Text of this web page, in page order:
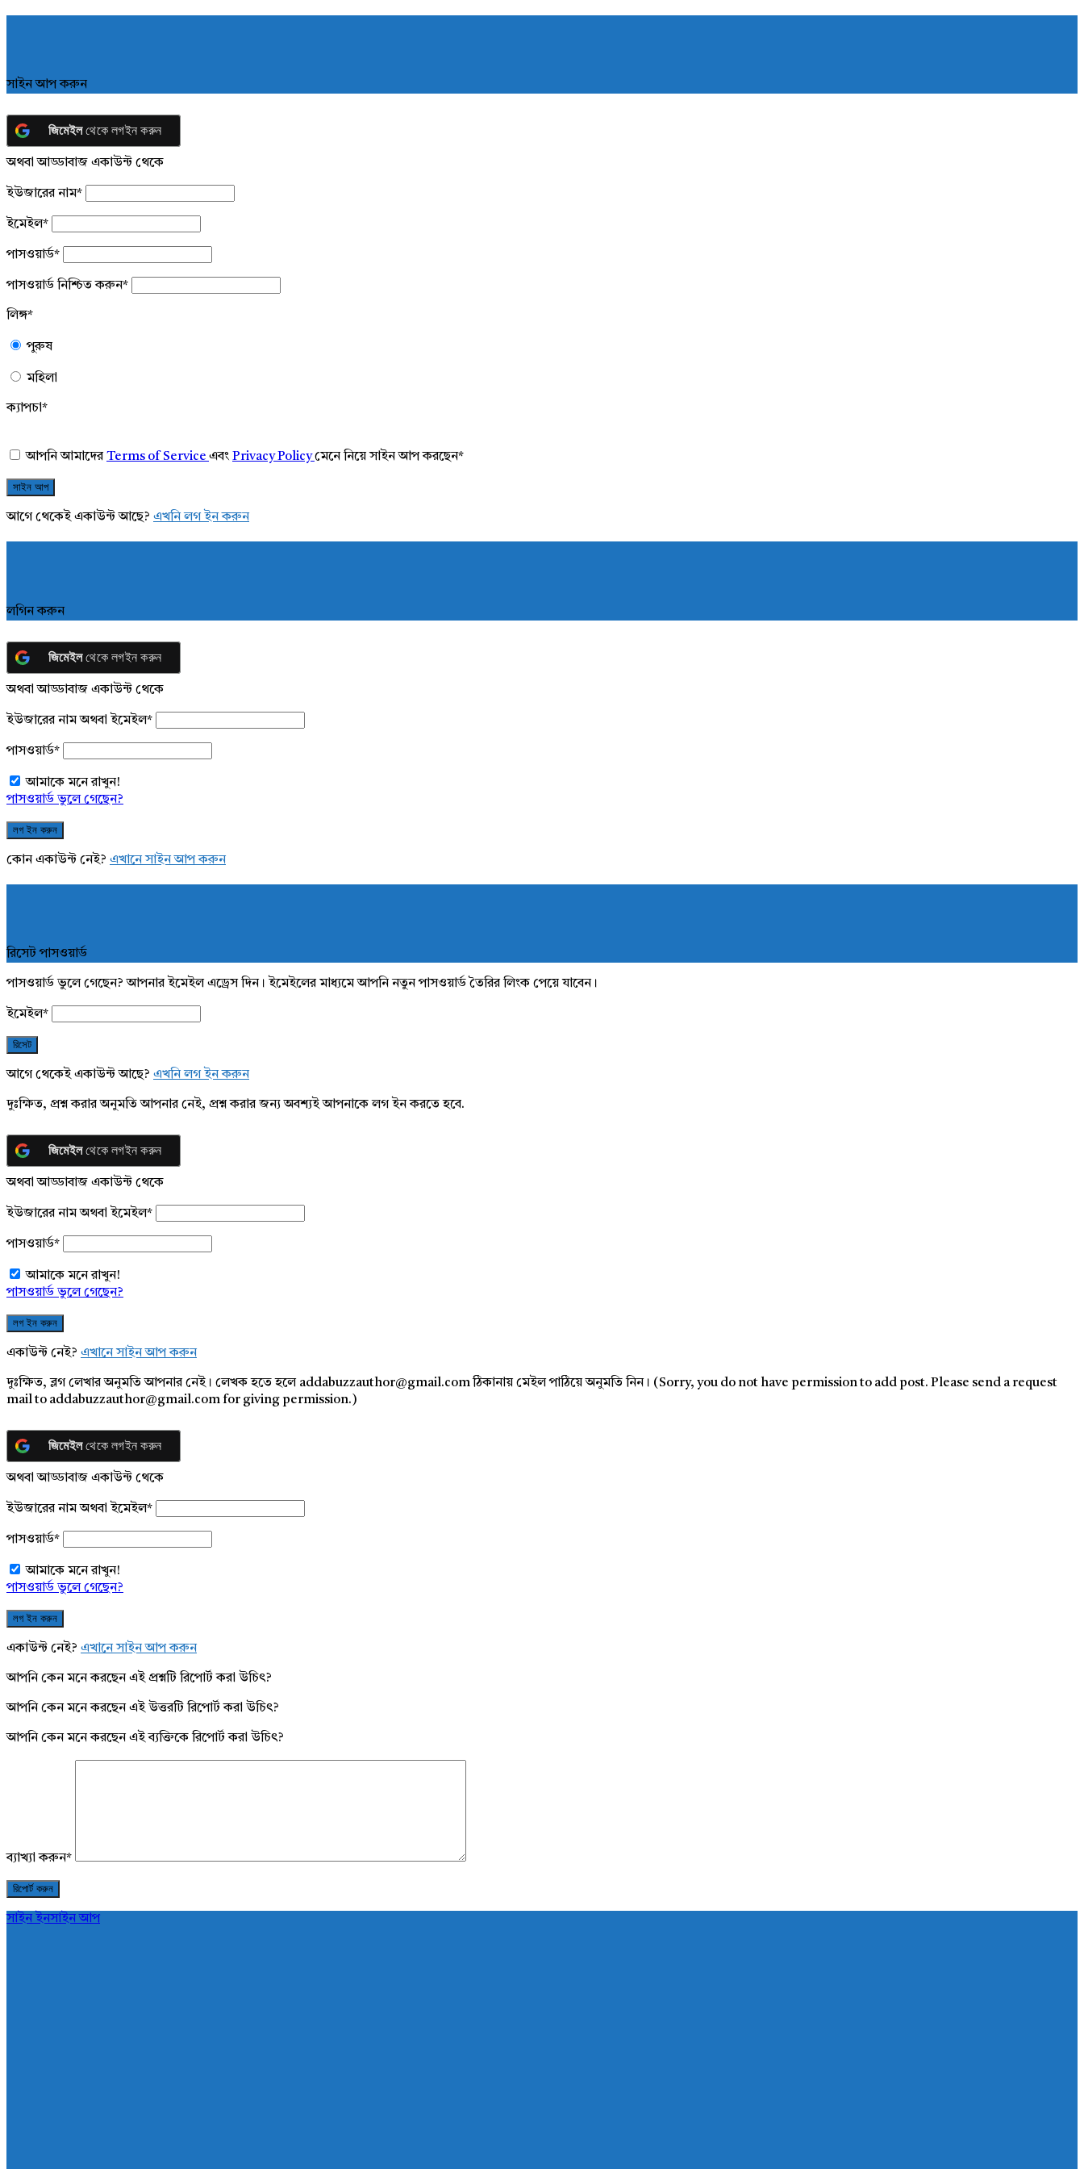
সাইন আপ করুন
জিমেইলথেকে লগইন করুন
অথবা আড্ডাবাজ একাউন্ট থেকে
ইউজারের নাম*
ইমেইল*
পাসওয়ার্ড*
পাসওয়ার্ড নিশ্চিত করুন*
লিঙ্গ*
পুরুষ
মহিলা
ক্যাপচা*
আপনি আমাদেরTerms of Service এবং Privacy Policyমেনে নিয়ে সাইন আপ করছেন*
আগে থেকেই একাউন্ট আছে? এখনি লগ ইন করুন
লগিন করুন
জিমেইলথেকে লগইন করুন
অথবা আড্ডাবাজ একাউন্ট থেকে
ইউজারের নাম অথবা ইমেইল*
পাসওয়ার্ড*
আমাকে মনে রাখুন!
পাসওয়ার্ড ভুলে গেছেন?
কোন একাউন্ট নেই? এখানে সাইন আপ করুন
রিসেট পাসওয়ার্ড
পাসওয়ার্ড ভুলে গেছেন? আপনার ইমেইল এড্রেস দিন। ইমেইলের মাধ্যমে আপনি নতুন পাসওয়ার্ড তৈরির লিংক পেয়ে যাবেন।
ইমেইল*
আগে থেকেই একাউন্ট আছে? এখনি লগ ইন করুন
দুঃক্ষিত, প্রশ্ন করার অনুমতি আপনার নেই, প্রশ্ন করার জন্য অবশ্যই আপনাকে লগ ইন করতে হবে.
জিমেইলথেকে লগইন করুন
অথবা আড্ডাবাজ একাউন্ট থেকে
ইউজারের নাম অথবা ইমেইল*
পাসওয়ার্ড*
আমাকে মনে রাখুন!
পাসওয়ার্ড ভুলে গেছেন?
একাউন্ট নেই? এখানে সাইন আপ করুন
দুঃক্ষিত, ব্লগ লেখার অনুমতি আপনার নেই। লেখক হতে হলে addabuzzauthor@gmail.com ঠিকানায় মেইল পাঠিয়ে অনুমতি নিন। (Sorry, you do not have permission to add post. Please send a request
mail to addabuzzauthor@gmail.com for giving permission.)
জিমেইলথেকে লগইন করুন
অথবা আড্ডাবাজ একাউন্ট থেকে
ইউজারের নাম অথবা ইমেইল*
পাসওয়ার্ড*
আমাকে মনে রাখুন!
পাসওয়ার্ড ভুলে গেছেন?
একাউন্ট নেই? এখানে সাইন আপ করুন
আপনি কেন মনে করছেন এই প্রশ্নটি রিপোর্ট করা উচিৎ?
আপনি কেন মনে করছেন এই উত্তরটি রিপোর্ট করা উচিৎ?
আপনি কেন মনে করছেন এই ব্যক্তিকে রিপোর্ট করা উচিৎ?
ব্যাখ্যা করুন*
সাইন ইনসাইন আপ